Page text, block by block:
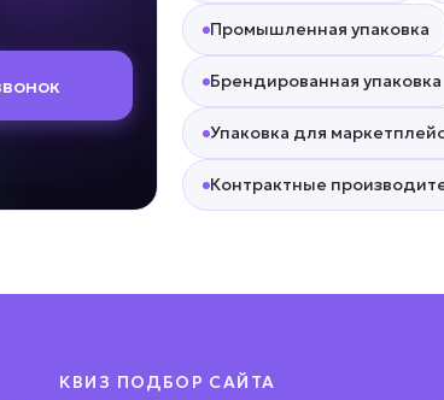
Промышленная упаковка
Брендированная упаковка
Упаковка для
Контрактные
КВИЗ ПОДБОР САЙТА